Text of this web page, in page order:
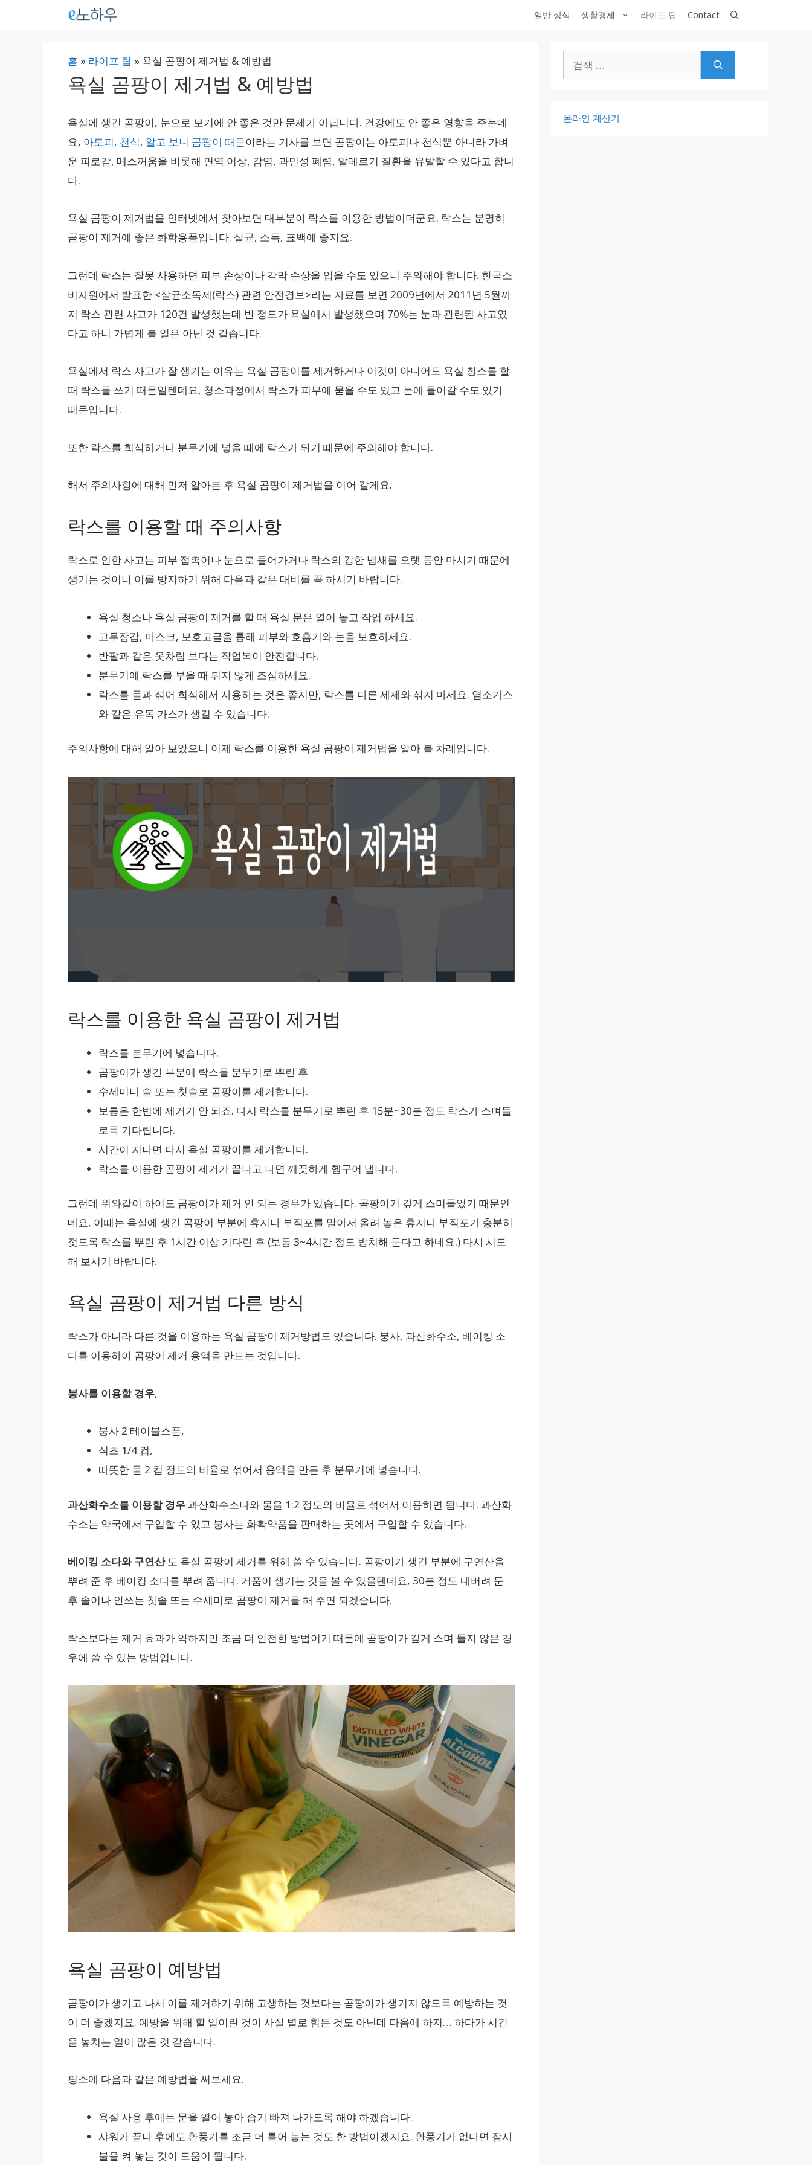
일반 상식 생활경제 라이프 팁 Contact
홈 » 라이프 팁 » 욕실 곰팡이 제거법 & 예방법
욕실 곰팡이 제거법 & 예방법
욕실에 생긴 곰팡이, 눈으로 보기에 안 좋은 것만 문제가 아닙니다. 건강에도 안 좋은 영향을 주는데
요, 아토피, 천식, 알고 보니 곰팡이 때문이라는 기사를 보면 곰팡이는 아토피나 천식뿐 아니라 가벼
운 피로감, 메스꺼움을 비롯해 면역 이상, 감염, 과민성 폐렴, 알레르기 질환을 유발할 수 있다고 합니
다.
욕실 곰팡이 제거법을 인터넷에서 찾아보면 대부분이 락스를 이용한 방법이더군요. 락스는 분명히
곰팡이 제거에 좋은 화학용품입니다. 살균, 소독, 표백에 좋지요.
그런데 락스는 잘못 사용하면 피부 손상이나 각막 손상을 입을 수도 있으니 주의해야 합니다. 한국소
비자원에서 발표한 <살균소독제(락스) 관련 안전경보>라는 자료를 보면 2009년에서 2011년 5월까
지 락스 관련 사고가 120건 발생했는데 반 정도가 욕실에서 발생했으며 70%는 눈과 관련된 사고였
다고 하니 가볍게 볼 일은 아닌 것 같습니다.
욕실에서 락스 사고가 잘 생기는 이유는 욕실 곰팡이를 제거하거나 이것이 아니어도 욕실 청소를 할
때 락스를 쓰기 때문일텐데요, 청소과정에서 락스가 피부에 묻을 수도 있고 눈에 들어갈 수도 있기
때문입니다.
또한 락스를 희석하거나 분무기에 넣을 때에 락스가 튀기 때문에 주의해야 합니다.
해서 주의사항에 대해 먼저 알아본 후 욕실 곰팡이 제거법을 이어 갈게요.
락스를 이용할 때 주의사항
락스로 인한 사고는 피부 접촉이나 눈으로 들어가거나 락스의 강한 냄새를 오랫 동안 마시기 때문에
생기는 것이니 이를 방지하기 위해 다음과 같은 대비를 꼭 하시기 바랍니다.
욕실 청소나 욕실 곰팡이 제거를 할 때 욕실 문은 열어 놓고 작업 하세요.
고무장갑, 마스크, 보호고글을 통해 피부와 호흡기와 눈을 보호하세요.
반팔과 같은 옷차림 보다는 작업복이 안전합니다.
분무기에 락스를 부을 때 튀지 않게 조심하세요.
락스를 물과 섞어 희석해서 사용하는 것은 좋지만, 락스를 다른 세제와 섞지 마세요. 염소가스
와 같은 유독 가스가 생길 수 있습니다.
주의사항에 대해 알아 보았으니 이제 락스를 이용한 욕실 곰팡이 제거법을 알아 볼 차례입니다.
락스를 이용한 욕실 곰팡이 제거법
락스를 분무기에 넣습니다.
곰팡이가 생긴 부분에 락스를 분무기로 뿌린 후
수세미나 솔 또는 칫솔로 곰팡이를 제거합니다.
보통은 한번에 제거가 안 되죠. 다시 락스를 분무기로 뿌린 후 15분~30분 정도 락스가 스며들
로록 기다립니다.
시간이 지나면 다시 욕실 곰팡이를 제거합니다.
락스를 이용한 곰팡이 제거가 끝나고 나면 깨끗하게 헹구어 냅니다.
그런데 위와같이 하여도 곰팡이가 제거 안 되는 경우가 있습니다. 곰팡이기 깊게 스며들었기 때문인
데요, 이때는 욕실에 생긴 곰팡이 부분에 휴지나 부직포를 말아서 올려 놓은 휴지나 부직포가 충분히
젖도록 락스를 뿌린 후 1시간 이상 기다린 후 (보통 3~4시간 정도 방치해 둔다고 하네요.) 다시 시도
해 보시기 바랍니다.
욕실 곰팡이 제거법 다른 방식
락스가 아니라 다른 것을 이용하는 욕실 곰팡이 제거방법도 있습니다. 붕사, 과산화수소, 베이킹 소
다를 이용하여 곰팡이 제거 용액을 만드는 것입니다.
붕사를 이용할 경우,
붕사 2 테이블스푼,
식초 1/4 컵,
따뜻한 물 2 컵 정도의 비율로 섞어서 용액을 만든 후 분무기에 넣습니다.
과산화수소를 이용할 경우 과산화수소나와 물을 1:2 정도의 비율로 섞어서 이용하면 됩니다. 과산화
수소는 약국에서 구입할 수 있고 붕사는 화확약품을 판매하는 곳에서 구입할 수 있습니다.
베이킹 소다와 구연산도 욕실 곰팡이 제거를 위해 쓸 수 있습니다. 곰팡이가 생긴 부분에 구연산을
뿌려 준 후 베이킹 소다를 뿌려 줍니다. 거품이 생기는 것을 볼 수 있을텐데요, 30분 정도 내버려 둔
후 솔이나 안쓰는 칫솔 또는 수세미로 곰팡이 제거를 해 주면 되겠습니다.
락스보다는 제거 효과가 약하지만 조금 더 안전한 방법이기 때문에 곰팡이가 깊게 스며 들지 않은 경
우에 쓸 수 있는 방법입니다.
욕실 곰팡이 예방법
곰팡이가 생기고 나서 이를 제거하기 위해 고생하는 것보다는 곰팡이가 생기지 않도록 예방하는 것
이 더 좋겠지요. 예방을 위해 할 일이란 것이 사실 별로 힘든 것도 아닌데 다음에 하지… 하다가 시간
을 놓치는 일이 많은 것 같습니다.
평소에 다음과 같은 예방법을 써보세요.
욕실 사용 후에는 문을 열어 놓아 습기 빠져 나가도록 해야 하겠습니다.
샤워가 끝나 후에도 환풍기를 조금 더 틀어 놓는 것도 한 방법이겠지요. 환풍기가 없다면 잠시
불을 켜 놓는 것이 도움이 됩니다.
색:
온라인 계산기